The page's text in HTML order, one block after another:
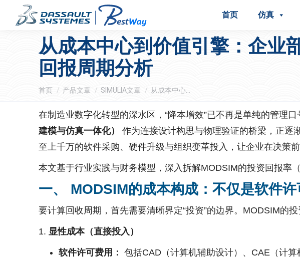
首页 仿真
从成本中心到价值引擎：企业
回报周期分析
您在这里：
首页 产品文章 SIMULIA文章 从成本中心…
在制造业数字化转型的深水区，“降本增效”已不再是单纯的管理
建模与仿真一体化）
作为连接设计构思与物理验证的桥梁，正逐
至上千万的软件采购、硬件升级与组织变革投入，让企业在决策
本文基于行业实践与财务模型，深入拆解MODSIM的投资回报率
一、 MODSIM的成本构成：不仅是软件许
要计算回收周期，首先需要清晰界定“投资”的边界。MODSIM的投
显性成本（直接投入）
软件许可费用： 包括CAD（计算机辅助设计）、CAE（计